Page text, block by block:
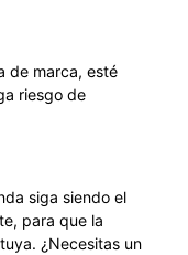
de marca, esté
riesgo de
siga siendo el
para que la
¿Necesitas un